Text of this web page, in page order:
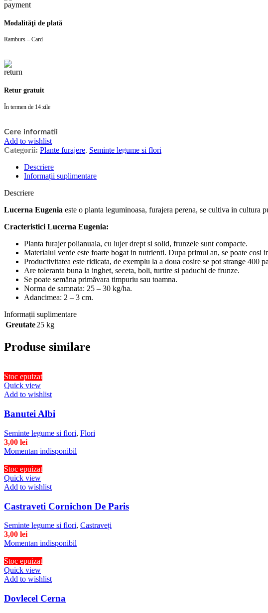
Modalităţi de plată
Ramburs – Card
Retur gratuit
În termen de 14 zile
Cere informatii
Add to wishlist
Categorii: Plante furajere, Seminte legume si flori
Descriere
Informații suplimentare
Descriere
Lucerna Eugenia este o planta leguminoasa, furajera perena, se cultiva in cultura
Cracteristici Lucerna Eugenia:
Planta furajer polianuala, cu lujer drept si solid, frunzele sunt compacte.
Materialul verde este foarte bogat in nutrienti. Dupa primul an, se poate cosi
Productivitatea este ridicata, de exemplu la a doua cosire se pot strange 400
Are toleranta buna la inghet, seceta, boli, turtire si paduchi de frunze.
Se poate semăna primăvara timpuriu sau toamna.
Norma de samnata: 25 – 30 kg/ha.
Adancimea: 2 – 3 cm.
Informații suplimentare
Greutate25 kg
Produse similare
Stoc epuizat
Quick view
Add to wishlist
Banutei Albi
Seminte legume si flori, Flori
3,00 lei
Momentan indisponibil
Stoc epuizat
Quick view
Add to wishlist
Castraveti Cornichon De Paris
Seminte legume si flori, Castraveți
3,00 lei
Momentan indisponibil
Stoc epuizat
Quick view
Add to wishlist
Dovlecel Cerna